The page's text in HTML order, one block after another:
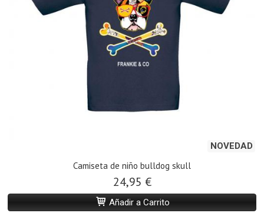
NOVEDAD
Camiseta de niño bulldog skull
24,95 €
Añadir a Carrito